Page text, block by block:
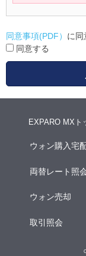
同意事項(PDF） に同
同意する
EXPARO MXト
ウォン購入宅
両替レート照
ウォン売却
取引照会